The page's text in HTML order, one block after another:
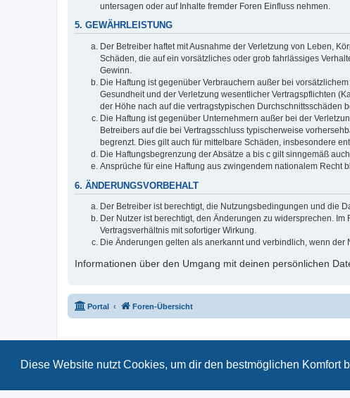
Diese Website nutzt Cookies, um dir den bestmöglichen Komfort
untersagen oder auf Inhalte fremder Foren Einfluss nehmen.
5. GEWÄHRLEISTUNG
Der Betreiber haftet mit Ausnahme der Verletzung von Leben,
Schäden, die auf ein vorsätzliches oder grob fahrlässiges
Gewinn.
Die Haftung ist gegenüber Verbrauchern außer bei
Gesundheit und der Verletzung wesentlicher Vertragspflichten
der Höhe nach auf die vertragstypischen Durchschnittsschäden
Die Haftung ist gegenüber Unternehmern außer bei der
Betreibers auf die bei Vertragsschluss typischerweise
begrenzt. Dies gilt auch für mittelbare Schäden, insbesondere
Die Haftungsbegrenzung der Absätze a bis c gilt sinngemäß
Ansprüche für eine Haftung aus zwingendem nationalem Recht
6. ÄNDERUNGSVORBEHALT
Der Betreiber ist berechtigt, die Nutzungsbedingungen und die
Der Nutzer ist berechtigt, den Änderungen zu widersprechen.
Vertragsverhältnis mit sofortiger Wirkung.
Die Änderungen gelten als anerkannt und verbindlich, wenn der
Informationen über den Umgang mit deinen persönlichen
Portal Foren-Übersicht